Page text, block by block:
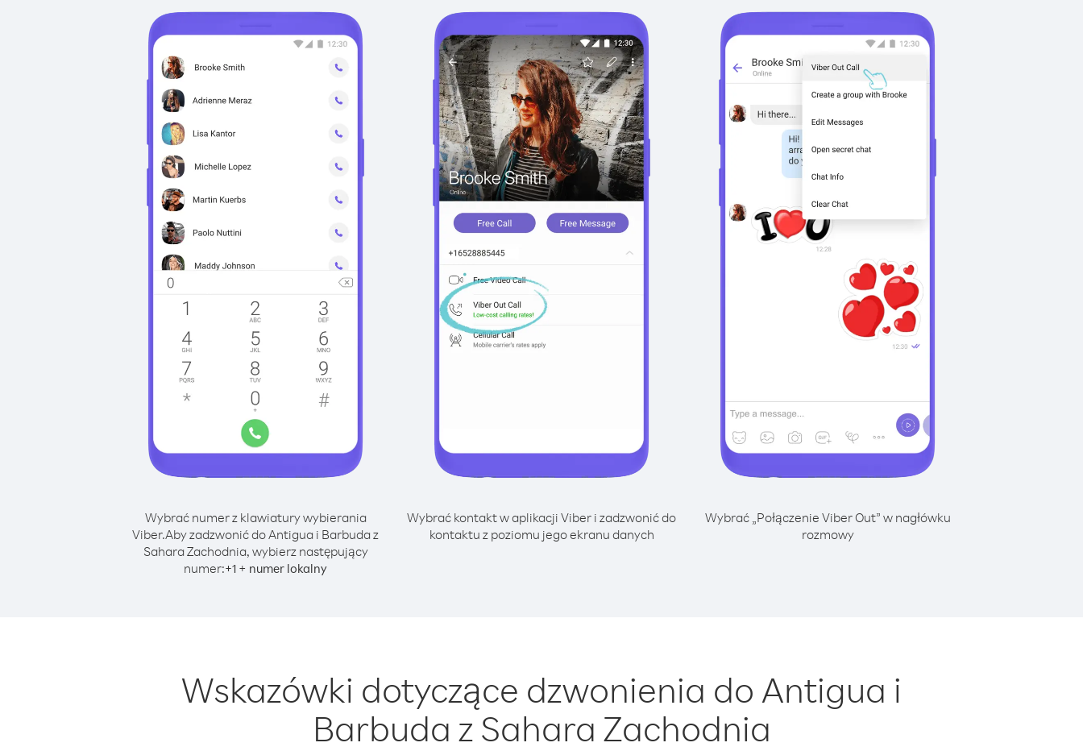
Wybrać numer z klawiatury wybierania
Viber.Aby zadzwonić do Antigua i Barbuda z
Sahara Zachodnia, wybierz następujący
numer:+1 + numer lokalny
Wybrać kontakt w aplikacji Viber i zadzwonić do
kontaktu z poziomu jego ekranu danych
Wybrać „Połączenie Viber Out” w nagłówku
rozmowy
Wskazówki dotyczące dzwonienia do Antigua i
Barbuda z Sahara Zachodnia